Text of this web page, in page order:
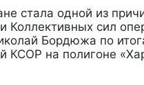
стала одной из
Коллективных сил
Бордюжа по
КСОР на полигоне